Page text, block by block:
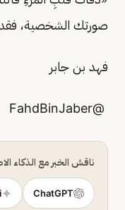
صورتك الشخصية،
فهد بن جابر
@
FahdBinJaber
ناقش الخبر مع الذكاء
ChatGPT